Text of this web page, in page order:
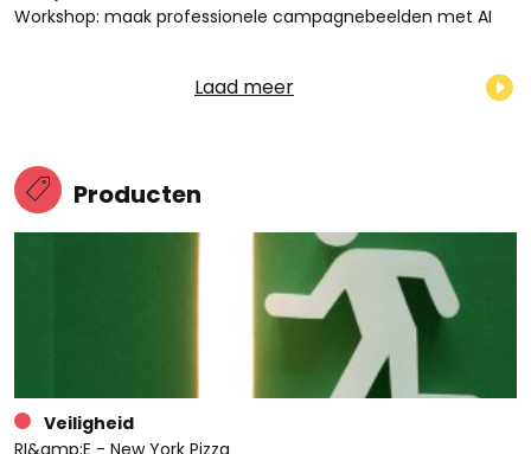
Workshop: maak professionele campagnebeelden met AI
Laad meer
Producten
Veiligheid
RI&amp;E - New York Pizza